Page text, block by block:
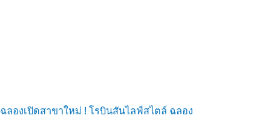
ฉลองเปิดสาขาใหม่ ! โรบินสันไลฟ์สไตล์ ฉลอง